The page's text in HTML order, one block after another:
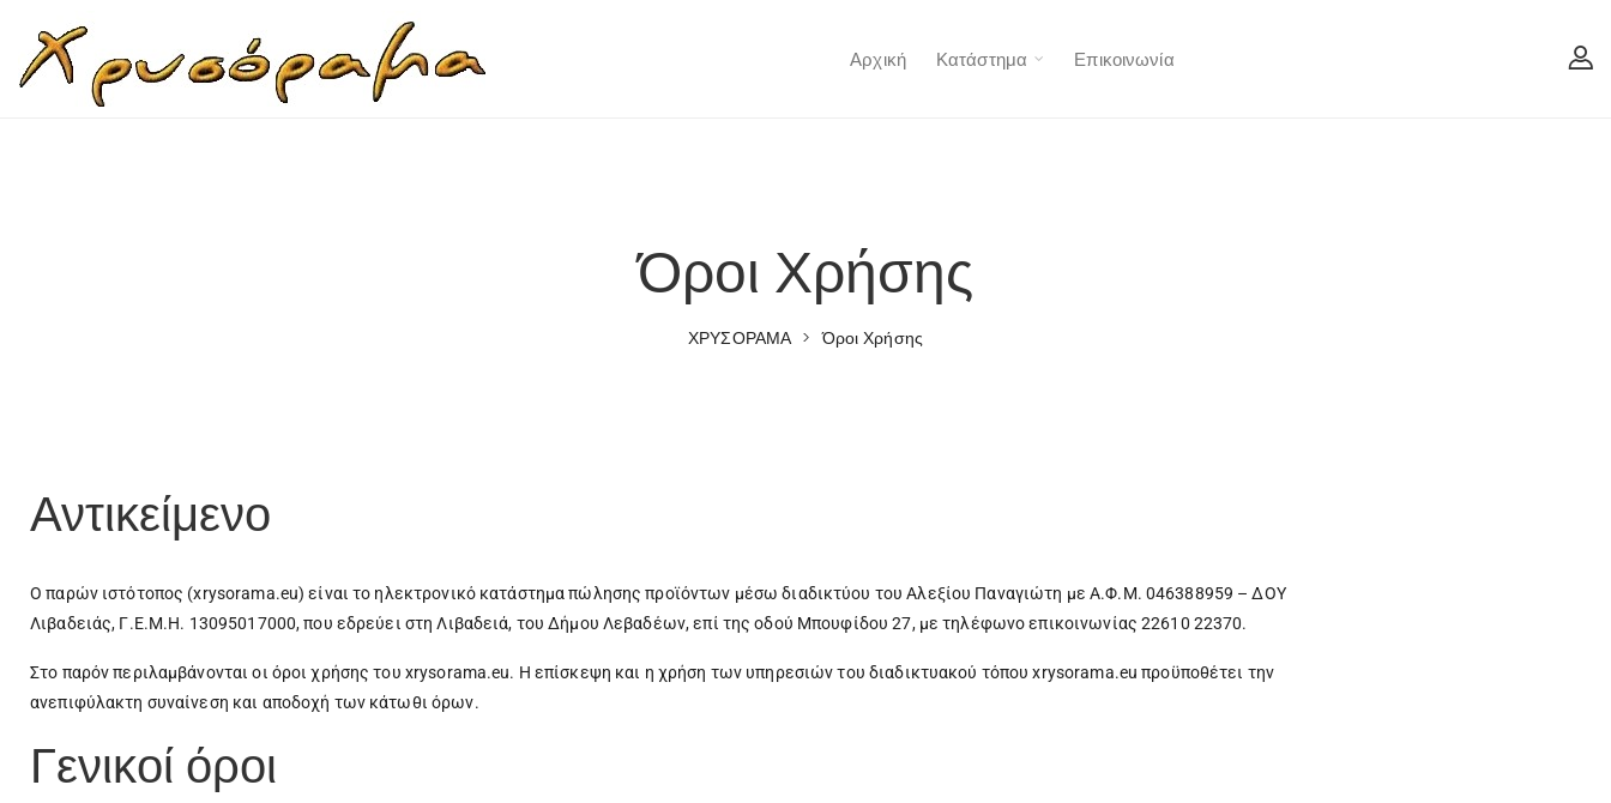
Αρχική Κατάστημα Επικοινωνία
Όροι Χρήσης
ΧΡΥΣΟΡΑΜΑ > Όροι Χρήσης
Αντικείμενο
Ο παρών ιστότοπος (xrysorama.eu) είναι το ηλεκτρονικό κατάστημα πώλησης προϊόντων μέσω διαδικτύου του Αλεξίου Παναγιώτη με Α.Φ.Μ. 046388959 – ΔΟΥ
Λιβαδειάς, Γ.Ε.Μ.Η. 13095017000, που εδρεύει στη Λιβαδειά, του Δήμου Λεβαδέων, επί της οδού Μπουφίδου 27, με τηλέφωνο επικοινωνίας 22610 22370.
Στο παρόν περιλαμβάνονται οι όροι χρήσης του xrysorama.eu. Η επίσκεψη και η χρήση των υπηρεσιών του διαδικτυακού τόπου xrysorama.eu προϋποθέτει την
ανεπιφύλακτη συναίνεση και αποδοχή των κάτωθι όρων.
Γενικοί όροι